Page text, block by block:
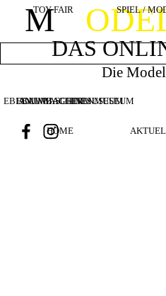
Direkt zum Seiteninhalt
M
TOY FAIR SPIEL /
DAS
Die
BOUWMACHINES
BAUMASCHINENMUSEUM
EBIANUMBAGGERMUSEUM
HOME